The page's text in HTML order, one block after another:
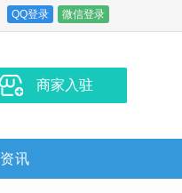
QQ登录 微信登录
商家入驻
资讯